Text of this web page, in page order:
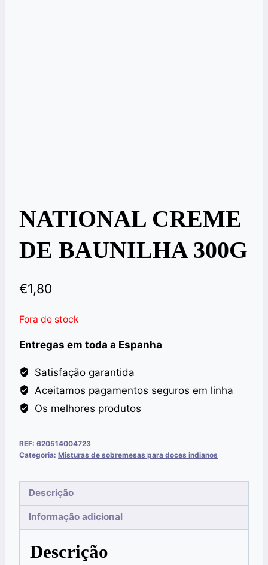
NATIONAL CREME
DE BAUNILHA 300G
€1,80
Fora de stock
Entregas em toda a Espanha
Satisfação garantida
Aceitamos pagamentos seguros em linha
Os melhores produtos
REF: 620514004723
Categoria: Misturas de sobremesas para doces indianos
Descrição
Informação adicional
Descrição